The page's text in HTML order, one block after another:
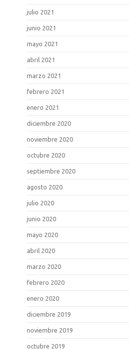
julio 2021
junio 2021
mayo 2021
abril 2021
marzo 2021
febrero 2021
enero 2021
diciembre 2020
noviembre 2020
octubre 2020
septiembre 2020
agosto 2020
julio 2020
junio 2020
mayo 2020
abril 2020
marzo 2020
febrero 2020
enero 2020
diciembre 2019
noviembre 2019
octubre 2019